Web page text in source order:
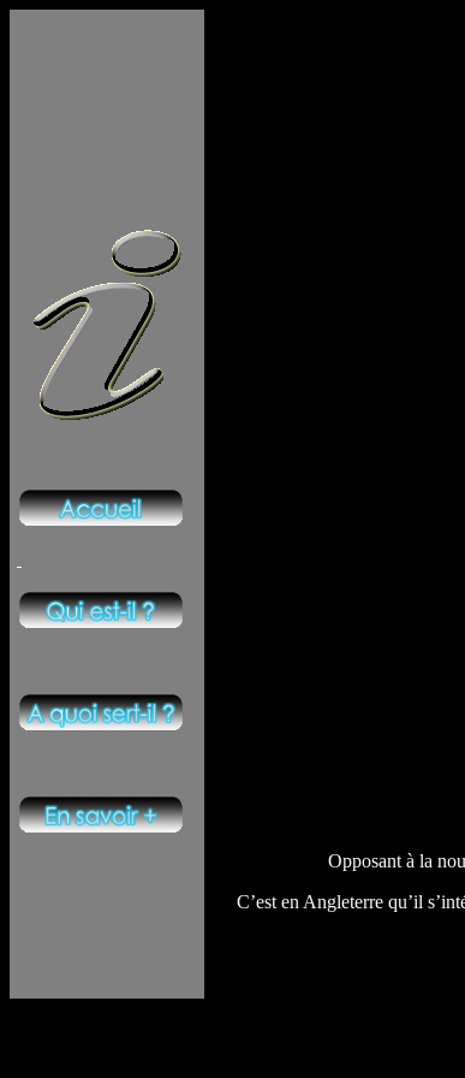
Opposant à la
C’est en Angleterre qu’il